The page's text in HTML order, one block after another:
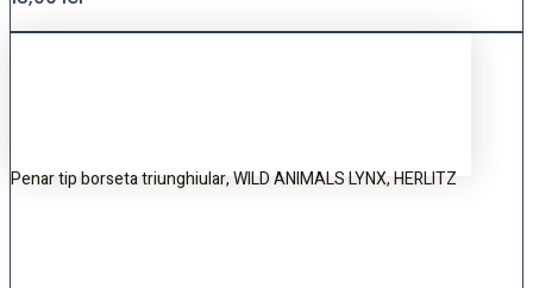
Penar tip borseta triunghiular, WILD ANIMALS LYNX, HERLITZ